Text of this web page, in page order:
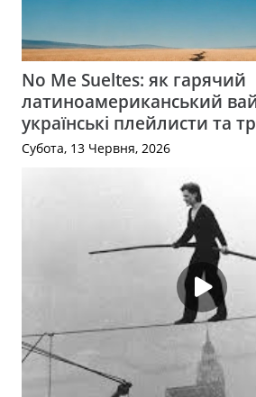
No Me Sueltes: як гарячий
латиноамериканський
українські плейлисти та
Субота, 13 Червня, 2026